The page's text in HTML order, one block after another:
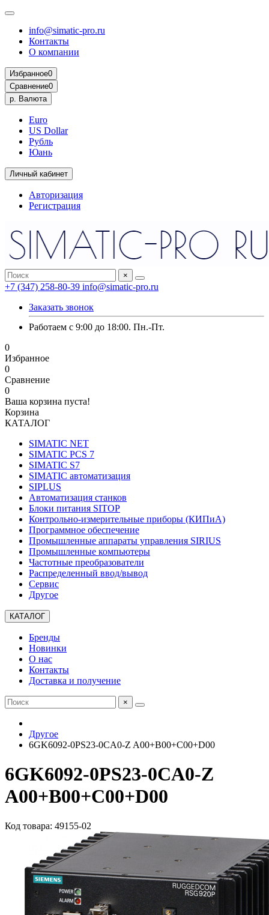
info@simatic-pro.ru
Контакты
О компании
Избранное0
Сравнение0
р. Валюта
Euro
US Dollar
Рубль
Юань
Личный кабинет
Авторизация
Регистрация
×
+7 (347) 258-80-39 info@simatic-pro.ru
Заказать звонок
Работаем с 9:00 до 18:00. Пн.-Пт.
0
Избранное
0
Сравнение
0
Ваша корзина пуста!
Корзина
КАТАЛОГ
SIMATIC NET
SIMATIC PCS 7
SIMATIC S7
SIMATIC автоматизация
SIPLUS
Автоматизация станков
Блоки питания SITOP
Контрольно-измерительные приборы (КИПиА)
Программное обеспечение
Промышленные аппараты управления SIRIUS
Промышленные компьютеры
Частотные преобразователи
Распределенный ввод/вывод
Сервис
Другое
КАТАЛОГ
Бренды
Новинки
О нас
Контакты
Доставка и получение
×
Другое
6GK6092-0PS23-0CA0-Z A00+B00+C00+D00
6GK6092-0PS23-0CA0-Z
A00+B00+C00+D00
Код товара: 49155-02